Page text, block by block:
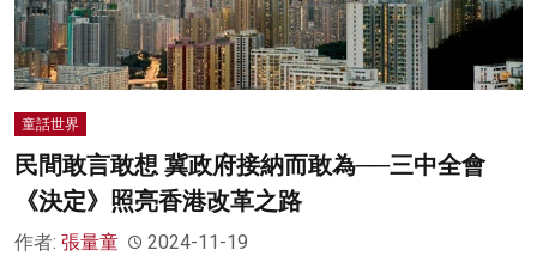
童話世界
民間敢言敢想 冀政府接納而敢為──三中全會
《決定》照亮香港改革之路
作者: 張量童 2024-11-19